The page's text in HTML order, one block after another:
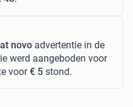
novo advertentie in de
werd aangeboden voor
voor€ 5 stond.